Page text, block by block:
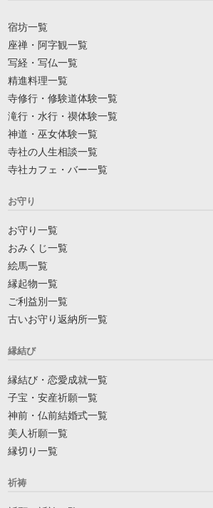
宿坊一覧
座禅・阿字観一覧
写経・写仏一覧
精進料理一覧
寺修行・修験道体験一覧
滝行・水行・禊体験一覧
神道・巫女体験一覧
寺社の人生相談一覧
寺社カフェ・バー一覧
お守り
お守り一覧
おみくじ一覧
絵馬一覧
縁起物一覧
ご利益別一覧
古いお守り返納所一覧
縁結び
縁結び・恋愛成就一覧
子宝・安産祈願一覧
神前・仏前結婚式一覧
美人祈願一覧
縁切り一覧
祈祷